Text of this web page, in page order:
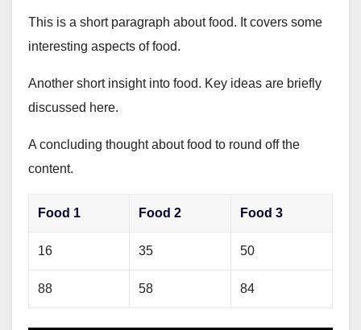
This is a short paragraph about food. It covers some
interesting aspects of food.
Another short insight into food. Key ideas are briefly
discussed here.
A concluding thought about food to round off the
content.
Food 1 Food 2 Food 3
16 35 50
88 58 84